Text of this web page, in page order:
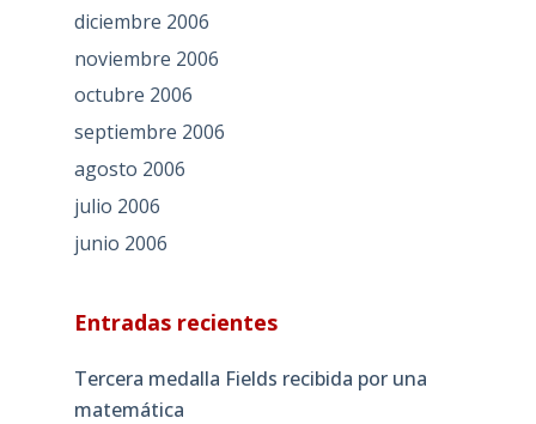
diciembre 2006
noviembre 2006
octubre 2006
septiembre 2006
agosto 2006
julio 2006
junio 2006
Entradas recientes
Tercera medalla Fields recibida por una
matemática